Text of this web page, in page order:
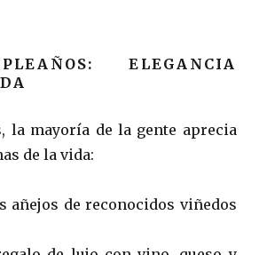
ELEGANCIA
la mayoría de la gente aprecia
de la vida:
añejos de reconocidos viñedos